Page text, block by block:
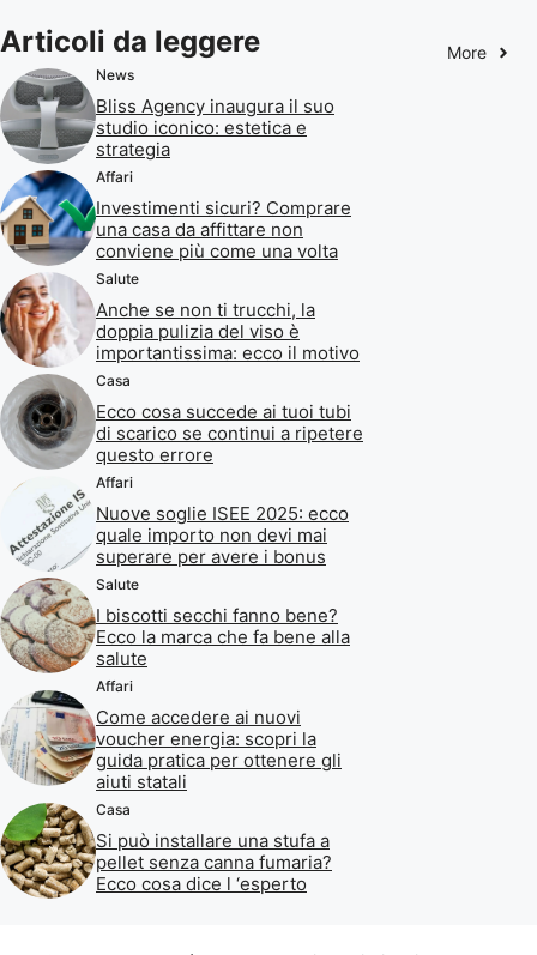
Articoli da leggere More
News
Bliss Agency inaugura il suo
studio iconico: estetica e
strategia
Affari
Investimenti sicuri? Comprare
una casa da affittare non
conviene più come una volta
Salute
Anche se non ti trucchi, la
doppia pulizia del viso è
importantissima: ecco il motivo
Casa
Ecco cosa succede ai tuoi tubi
di scarico se continui a ripetere
questo errore
Affari
Nuove soglie ISEE 2025: ecco
quale importo non devi mai
superare per avere i bonus
Salute
I biscotti secchi fanno bene?
Ecco la marca che fa bene alla
salute
Affari
Come accedere ai nuovi
voucher energia: scopri la
guida pratica per ottenere gli
aiuti statali
Casa
Si può installare una stufa a
pellet senza canna fumaria?
Ecco cosa dice l ‘esperto